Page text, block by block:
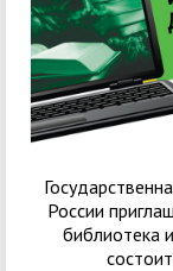
России
библиотека